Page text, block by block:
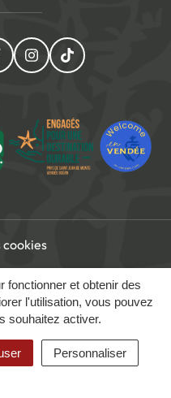
fonctionner et obtenir des
l'utilisation, vous pouvez
souhaitez activer.
Personnaliser
vers le compte
Lien vers le compte
Lien vers le
cookies
du site